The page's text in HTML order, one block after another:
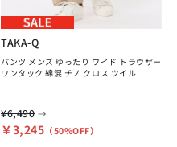
TAKA-Q
パンツ メンズ ゆったり ワイド トラウザー
ワンタック 綿混 チノ クロス ツイル
¥6,490 →
￥3,245 （50%OFF）